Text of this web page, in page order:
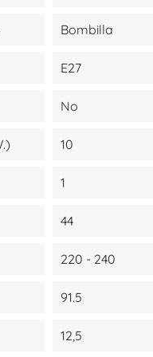
Bombilla
E27
No
10
1
44
220 - 240
91.5
12,5